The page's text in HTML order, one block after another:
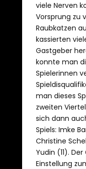
viele Nerven
Vorsprung zu
Raubkatzen
kassierten
Gastgeber
konnte man
Spielerinnen
man dieses
zweiten
sich dann
Spiels: Imke
Christine
Yudin (11).
Einstellung